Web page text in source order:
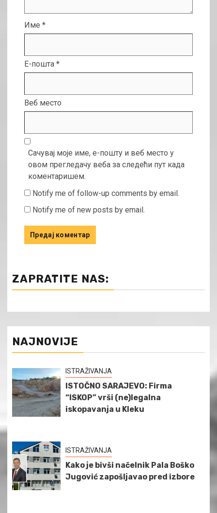
Име *
Е-пошта *
Веб место
Сачувај моје име, е-пошту и веб место у
овом прегледачу веба за следећи пут када
коментаришем.
Notify me of follow-up comments by email.
Notify me of new posts by email.
ZAPRATITE NAS:
NAJNOVIJE
ISTRAŽIVANJA
ISTOČNO SARAJEVO: Firma
“ISKOP” vrši (ne)legalna
iskopavanja u Kleku
ISTRAŽIVANJA
Kako je bivši načelnik Pala Boško
Jugović zapošljavao pred izbore